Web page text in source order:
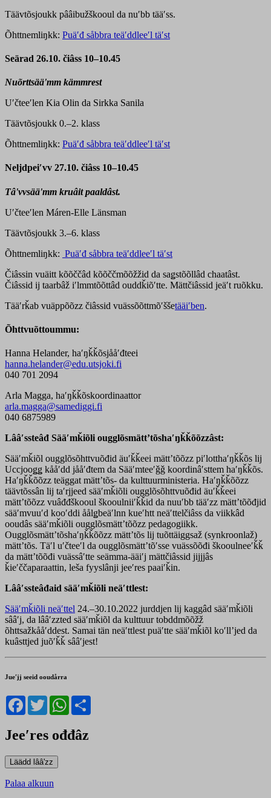
Täävtõsjoukk pââibužškooul da nuʹbb tääʹss.
Õhttnemliŋkk: Puäʹđ såbbra teäʹddleeʹl täʹst
Seärad 26.10. čiâss 10–10.45
Nuõrttsääʹmm kämmrest
Uʹčteeʹlen Kia Olin da Sirkka Sanila
Täävtõsjoukk 0.–2. klass
Õhttnemliŋkk: Puäʹđ såbbra teäʹddleeʹl täʹst
Neljdpeiʹvv 27.10. čiâss 10–10.45
Tâʹvvsääʹmm kruâit paaldâst.
Uʹčteeʹlen Máren-Elle Länsman
Täävtõsjoukk 3.–6. klass
Õhttnemliŋkk: Puäʹđ såbbra teäʹddleeʹl täʹst
Čiâssin vuäitt kõõččâd kõõččmõõžžid da saǥstõõllâd chaatâst.
Čiâssid ij taarbâž iʹlmmtõõttâd ouddǩiõʹtte. Mättčiâssid jeäʹt ruõkku.
Tääʹrǩab vuäppõõzz čiâssid vuässõõttmõʹššetääiʹben.
Õhttvuõttoummu:
Hanna Helander, haʹŋǩǩõsjååʹđteei
hanna.helander@edu.utsjoki.fi
040 701 2094
Arla Magga, haʹŋǩǩõskoordinaattor
arla.magga@samediggi.fi
040 6875989
Lââʹssteâđ Sääʹmǩiõli ougglõsmättʼtõshaʹŋǩǩõõzzâst:
Sääʹmǩiõl ougglõsõhttvuõđid äuʹǩǩeei mättʼtõõzz piʹlotthaʹŋǩǩõs lij
Uccjooǥǥ kååʹdd jååʹđtem da Sääʹmteeʹǧǧ koordinâʹsttem haʹŋǩǩõs.
Haʹŋǩǩõõzz teäggat mättʼtõs- da kulttuurministeria. Haʹŋǩǩõõzz
täävtõssân lij taʹrjjeed sääʹmǩiõli ougglõsõhttvuõđid äuʹǩǩeei
mättʼtõõzz vuâđđškooul škooulniiʹǩǩid da nuuʹbb tääʹzz mättʼtõõđjid
sääʹmvuuʹd kooʹddi åålǥbeäʹlnn kueʹhtt neäʹttelčiâss da viikkâd
ooudâs sääʹmǩiõli ougglõsmättʼtõõzz pedagogiikk.
Ougglõsmättʼtõshaʹŋǩǩõõzz mättʼtõs lij tuõttäiggsaž (synkroonlaž)
mättʼtõs. Täʹl uʹčteeʹl da ougglõsmättʼtõʹsse vuässõõđi škooulneeʹǩǩ
da mättʼtõõđi vuässâʹtte seämma-ääiʹj mättčiâssid jijjjâs
ǩieʹččaparaattin, leša fyyslânji jeeʹres paaiʹǩin.
Lââʹssteâđaid sääʹmǩiõli neäʹttlest:
Sääʹmǩiõli neäʹttel 24.–30.10.2022 jurddjen lij kaggâd sääʹmǩiõli
sââʹj, da lââʹzzted sääʹmǩiõl da kulttuur tobddmõõžž
õhttsažkååʹddest. Samai tän neäʹttlest puäʹtte sääʹmǩiõl koʹllʼjed da
kuâsttjed juõʹǩǩ sââʹjest!
Jueʹjj seeid ooudårra
Facebook
TwitterWhatsApp
Jeeʹres ođđâz
Palaa alkuun